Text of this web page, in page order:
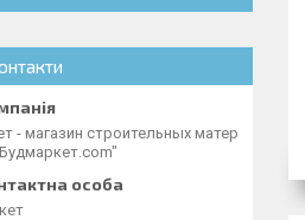
- магазин строительных матер